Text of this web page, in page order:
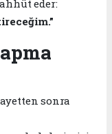
eder:
sonra